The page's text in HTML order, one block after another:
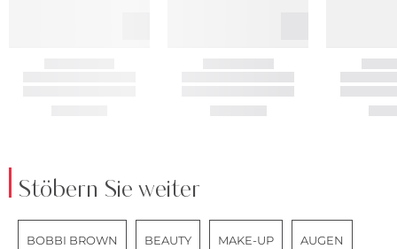
Stöbern Sie weiter
BOBBI BROWN BEAUTY MAKE-UP AUGEN